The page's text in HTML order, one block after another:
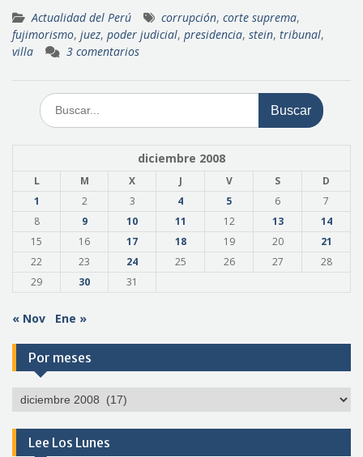
Actualidad del Perú corrupción, corte suprema,
fujimorismo, juez, poder judicial, presidencia, stein, tribunal,
villa
3 comentarios
Buscar:
diciembre 2008
L M X J V S
D
1
2 3 4 5 6
7
8
9 10 11 12 13
14
15
16 17 18 19 20
21
22
23 24 25 26 27
28
29
30 31
« Nov Ene »
Por meses
Por
Lee Los Lunes